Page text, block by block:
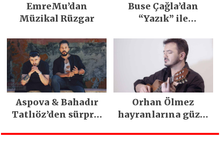
EmreMu’dan
Müzikal Rüzgar
Buse Çağla’dan
“Yazık” ile
Aspova & Bahadır
Tatlıöz’den sürpriz
Orhan Ölmez
hayranlarına güzel